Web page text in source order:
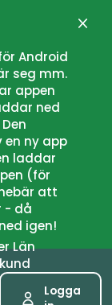
Android
seg mm.
appen
ned
ny app
laddar
(för
att
- då
igen!
Län
Logga